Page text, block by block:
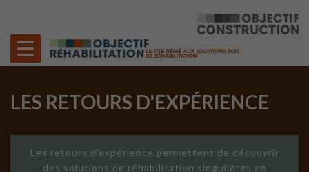
LES RETOURS D'EXPÉRIENCE
Les retours d'expérience permettent de découvrir
des solutions de réhabilitation singulières en